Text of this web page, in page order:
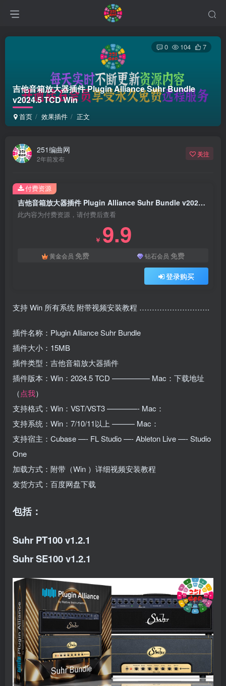
吉他音箱放大器插件 Plugin Alliance Suhr Bundle
v2024.5 TCD Win
首页 效果插件 正文
0 104 7
251编曲网
2年前发布
关注
吉他音箱放大器插件 Plugin Alliance Suhr Bundle v2024.5 TCD Win
此内容为付费资源，请付费后查看
￥ 9.9
黄金会员 免费 钻石会员 免费
登录购买
付费资源
支持 Win 所有系统 附带视频安装教程 ……………………….
插件名称：Plugin Alliance Suhr Bundle
插件大小：15MB
插件类型：吉他音箱放大器插件
插件版本：Win：2024.5 TCD ————— Mac：下载地址
（点我）
支持格式：Win：VST/VST3 ————- Mac：
支持系统：Win：7/10/11以上 ——— Mac：
支持宿主：Cubase —- FL Studio —- Ableton Live —- Studio
One
加载方式：附带（Win ）详细视频安装教程
发货方式：百度网盘下载
包括：
Suhr PT100 v1.2.1
Suhr SE100 v1.2.1